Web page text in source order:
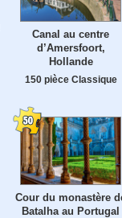
Canal au centre
d’Amersfoort,
Hollande
150 pièce Classique
Cour du monastère
Batalha au Portugal